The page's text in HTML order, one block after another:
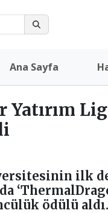
Ana Sayfa
ilk
ödülü aldı.